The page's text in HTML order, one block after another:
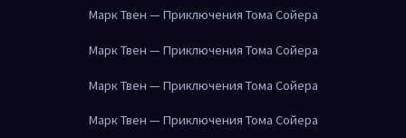
Марк Твен — Приключения Тома Сойера
Марк Твен — Приключения Тома Сойера
Марк Твен — Приключения Тома Сойера
Марк Твен — Приключения Тома Сойера